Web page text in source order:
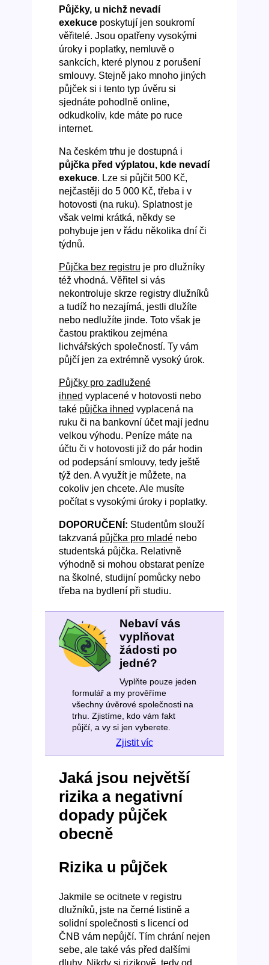
Půjčky, u nichž nevadí
exekuceposkytují jen soukromí
věřitelé. Jsou opatřeny vysokými
úroky i poplatky, nemluvě o
sankcích, které plynou z porušení
smlouvy. Stejně jako mnoho jiných
půjček si i tento typ úvěru si
sjednáte pohodlně online,
odkudkoliv, kde máte po ruce
internet.
Na českém trhu je dostupná i
půjčka před výplatou, kde nevadí
exekuce. Lze si půjčit 500 Kč,
nejčastěji do 5 000 Kč, třeba i v
hotovosti (na ruku). Splatnost je
však velmi krátká, někdy se
pohybuje jen v řádu několika dní či
týdnů.
Půjčka bez registru je pro dlužníky
též vhodná. Věřitel si vás
nekontroluje skrze registry dlužníků
a tudíž ho nezajímá, jestli dlužíte
nebo nedlužíte jinde. Toto však je
častou praktikou zejména
lichvářských společností. Ty vám
půjčí jen za extrémně vysoký úrok.
Půjčky pro zadlužené
ihned vyplacené v hotovosti nebo
také půjčka ihned vyplacená na
ruku či na bankovní účet mají jednu
velkou výhodu. Peníze máte na
účtu či v hotovosti již do pár hodin
od podepsání smlouvy, tedy ještě
týž den. A využít je můžete, na
cokoliv jen chcete. Ale musíte
počítat s vysokými úroky i poplatky.
DOPORUČENÍ: Studentům slouží
takzvaná půjčka pro mladénebo
studentská půjčka. Relativně
výhodně si mohou obstarat peníze
na školné, studijní pomůcky nebo
třeba na bydlení při studiu.
Nebaví vás
vyplňovat
žádosti po
jedné?
Vyplňte pouze jeden
formulář a my prověříme
všechny úvěrové společnosti na
trhu. Zjistíme, kdo vám fakt
půjčí, a vy si jen vyberete.
Zjistit víc
Jaká jsou největší
rizika a negativní
dopady půjček
obecně
Rizika u půjček
Jakmile se ocitnete v registru
dlužníků, jste na černé listině a
solidní společnosti s licencí od
ČNB vám nepůjčí. Tím chrání nejen
sebe, ale také vás před dalšími